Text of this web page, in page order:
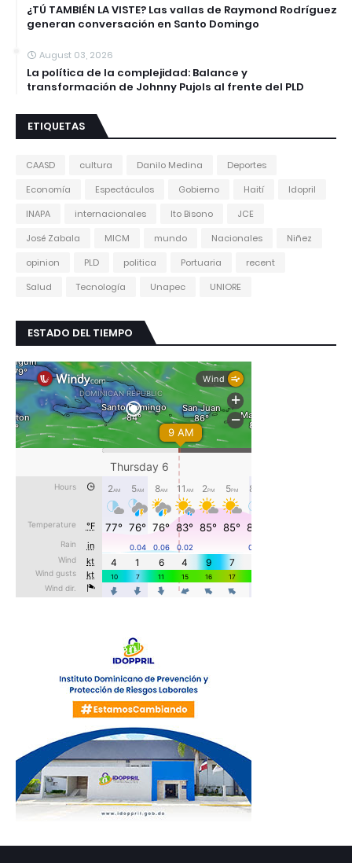
¿TÚ TAMBIÉN LA VISTE? Las vallas de Raymond Rodríguez
generan conversación en Santo Domingo
August 03, 2026
La política de la complejidad: Balance y
transformación de Johnny Pujols al frente del PLD
ETIQUETAS
CAASD cultura Danilo Medina
Deportes
Economía
Espectáculos Gobierno Haití
Idopril
INAPA
internacionales Ito Bisono
JCE
José Zabala
MICM mundo Nacionales
Niñez
opinion
PLD politica Portuaria
recent
Salud
Tecnología Unapec UNIORE
ESTADO DEL TIEMPO